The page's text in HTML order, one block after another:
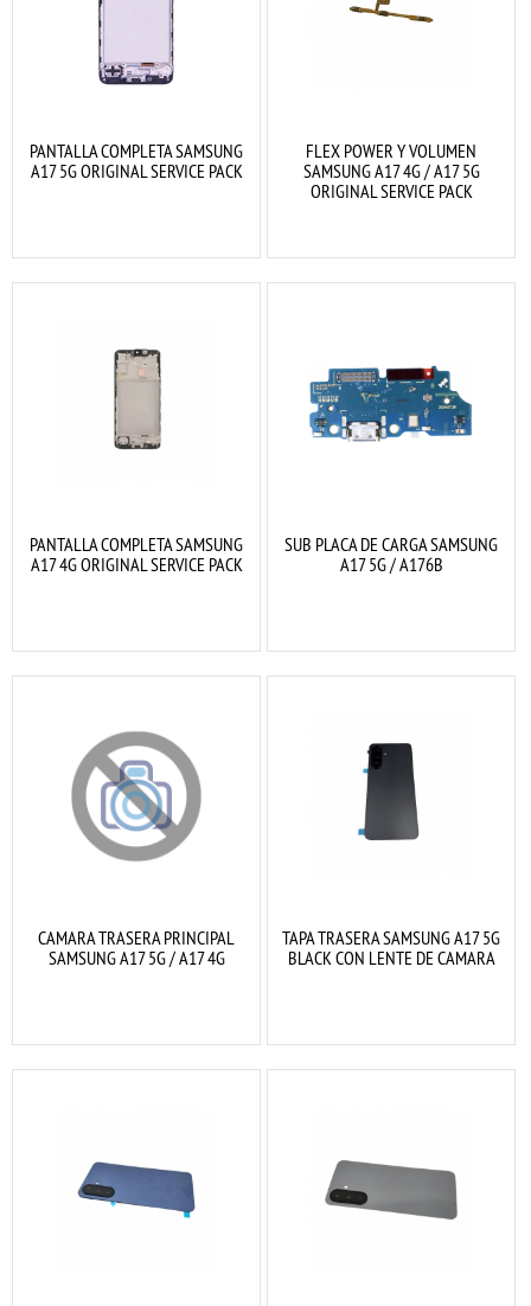
PANTALLA COMPLETA SAMSUNG
A17 5G ORIGINAL SERVICE PACK
FLEX POWER Y VOLUMEN
SAMSUNG A17 4G / A17 5G
ORIGINAL SERVICE PACK
PANTALLA COMPLETA SAMSUNG
A17 4G ORIGINAL SERVICE PACK
SUB PLACA DE CARGA SAMSUNG
A17 5G / A176B
CAMARA TRASERA PRINCIPAL
SAMSUNG A17 5G / A17 4G
TAPA TRASERA SAMSUNG A17 5G
BLACK CON LENTE DE CAMARA